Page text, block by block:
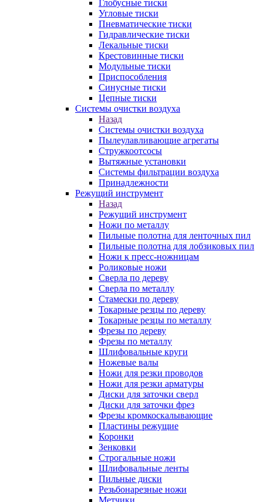
Глобусные тиски
Угловые тиски
Пневматические тиски
Гидравлические тиски
Лекальные тиски
Крестовинные тиски
Модульные тиски
Приспособления
Синусные тиски
Цепные тиски
Системы очистки воздуха
Назад
Системы очистки воздуха
Пылеулавливающие агрегаты
Стружкоотсосы
Вытяжные установки
Системы фильтрации воздуха
Принадлежности
Режущий инструмент
Назад
Режущий инструмент
Ножи по металлу
Пильные полотна для ленточных пил
Пильные полотна для лобзиковых пил
Ножи к пресс-ножницам
Роликовые ножи
Сверла по дереву
Сверла по металлу
Стамески по дереву
Токарные резцы по дереву
Токарные резцы по металлу
Фрезы по дереву
Фрезы по металлу
Шлифовальные круги
Ножевые валы
Ножи для резки проводов
Ножи для резки арматуры
Диски для заточки сверл
Диски для заточки фрез
Фрезы кромкоскалывающие
Пластины режущие
Коронки
Зенковки
Строгальные ножи
Шлифовальные ленты
Пильные диски
Резьбонарезные ножи
Метчики